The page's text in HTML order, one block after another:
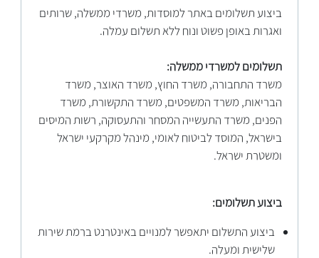
ביצוע תשלומים באתר למוסדות, משרדי ממשלה, שרותים
ואגרות באופן פשוט ונוח ללא תשלום עמלה.
תשלומים למשרדי ממשלה:
משרד התחבורה, משרד החוץ, משרד האוצר, משרד
הבריאות, משרד המשפטים, משרד התקשורת, משרד
הפנים, משרד התעשייה המסחר והתעסוקה, רשות המיסים
בישראל, המוסד לביטוח לאומי, מינהל מקרקעי ישראל
ומשטרת ישראל.
ביצוע תשלומים:
ביצוע התשלום יתאפשר למנויים באינטרנט ברמת שירות
שלישית ומעלה.